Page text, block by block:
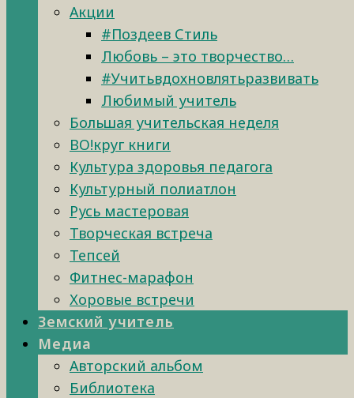
Акции
#Поздеев Стиль
Любовь – это творчество…
#Учитьвдохновлятьразвивать
Любимый учитель
Большая учительская неделя
ВО!круг книги
Культура здоровья педагога
Культурный полиатлон
Русь мастеровая
Творческая встреча
Тепсей
Фитнес-марафон
Хоровые встречи
Земский учитель
Медиа
Авторский альбом
Библиотека